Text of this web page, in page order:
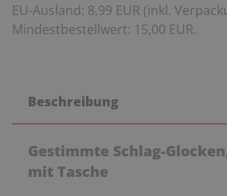
EU-Ausland: 8,99 EUR (inkl.
Mindestbestellwert: 15,00 EUR.
Beschreibung
Gestimmte Schlag-
mit Tasche